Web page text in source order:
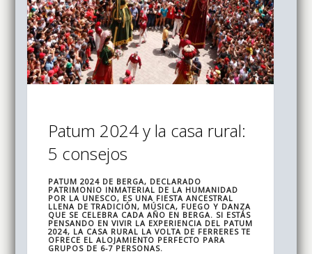
Patum 2024 y la casa rural:
5 consejos
PATUM 2024 DE BERGA, DECLARADO
PATRIMONIO INMATERIAL DE LA HUMANIDAD
POR LA UNESCO, ES UNA FIESTA ANCESTRAL
LLENA DE TRADICIÓN, MÚSICA, FUEGO Y DANZA
QUE SE CELEBRA CADA AÑO EN BERGA. SI ESTÁS
PENSANDO EN VIVIR LA EXPERIENCIA DEL PATUM
2024, LA CASA RURAL LA VOLTA DE FERRERES TE
OFRECE EL ALOJAMIENTO PERFECTO PARA
GRUPOS DE 6-7 PERSONAS.